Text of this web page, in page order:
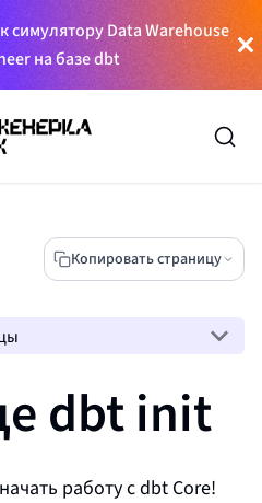
симулятору Data Warehouse
на базе dbt
Копировать страницу
dbt init
работу сdbt Core!